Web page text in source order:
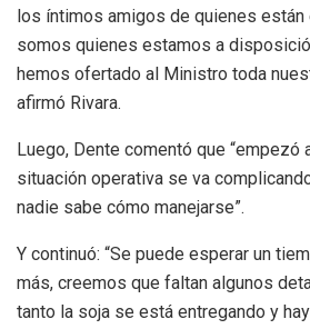
los íntimos amigos de quienes están
somos quienes estamos a
hemos ofertado al Ministro toda
afirmó Rivara.
Luego, Dente comentó que “empezó
situación operativa se va
nadie sabe cómo manejarse”.
Y continuó: “Se puede esperar un
más, creemos que faltan algunos
tanto la soja se está entregando y